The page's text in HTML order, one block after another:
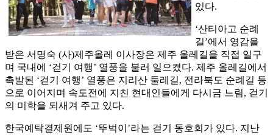
있다.
‘산티아고 순례
길’에서 영감을
받은 서명숙 (사)제주올레 이사장은 제주 올레길을 직접 일구
며 국내에 ‘걷기 여행’ 열풍을 불러 일으켰다. 제주 올레길에서
촉발된 ‘걷기 여행’ 열풍은 지리산 둘레길, 전라북도 순례길 등
으로 이어지며 속도전에 지친 현대인들에게 다시금 느림, 걷기
의 미학을 되새겨 주고 있다.
한국예탁결제원에도 ‘뚜벅이’라는 걷기 동호회가 있다. 지난